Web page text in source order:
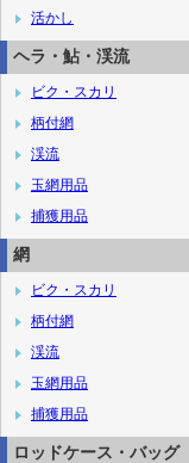
活かし
ヘラ・鮎・渓流
ビク・スカリ
柄付網
渓流
玉網用品
捕獲用品
網
ビク・スカリ
柄付網
渓流
玉網用品
捕獲用品
ロッドケース・バッグ